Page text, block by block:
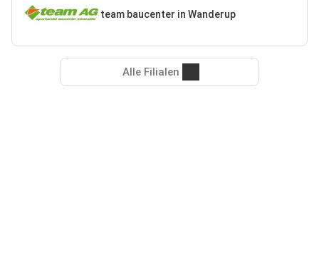
team baucenter in Wanderup
Alle Filialen